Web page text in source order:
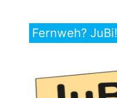
Fernweh? JuBi!